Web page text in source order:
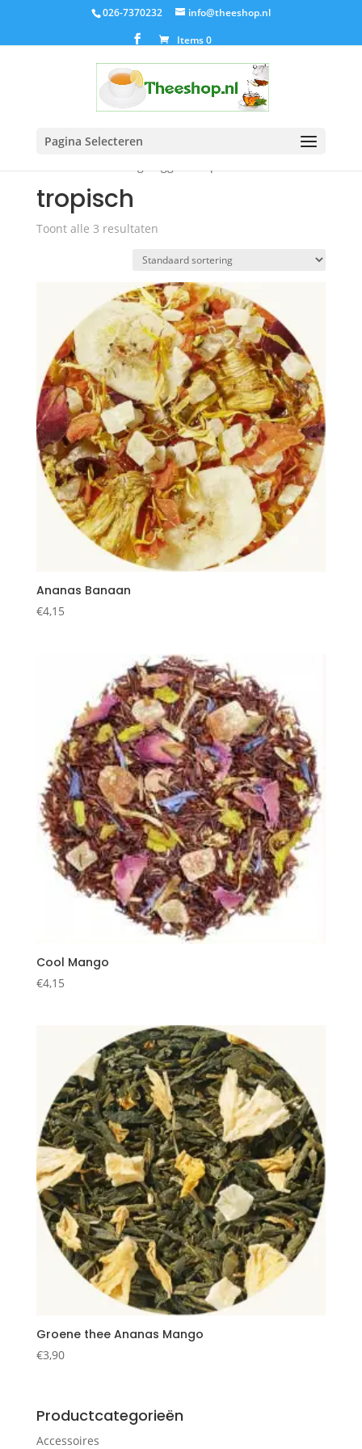
026-7370232
info@theeshop.nl
Items 0
Pagina Selecteren
tropisch
Toont alle 3 resultaten
Ananas Banaan
€4,15
Cool Mango
€4,15
Groene thee Ananas Mango
€3,90
Productcategorieën
Accessoires